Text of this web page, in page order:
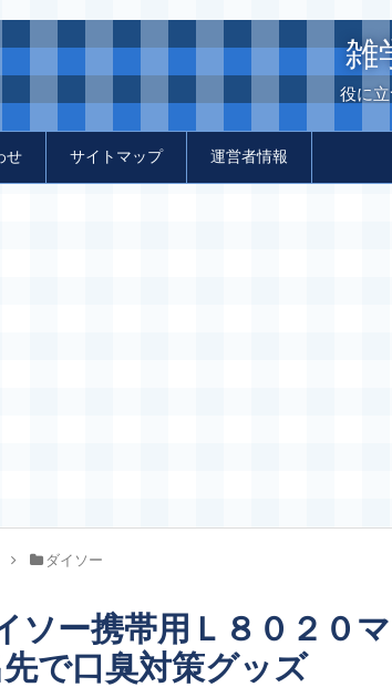
雑
役に
せ サイトマップ 運営者情報
ダイソー
ソー携帯用Ｌ８０２０
で口臭対策グッズ